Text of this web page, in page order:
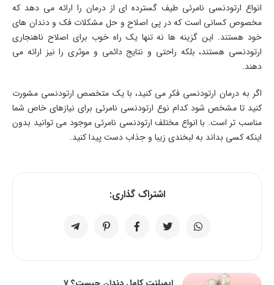
انواع ارتودنسی نامرئی طیف گسترده ای از درمان را ارائه می دهد که
مخصوص کسانی است که در پی اصلاح و حل مشکلات فک و دندان های
خود هستند. این گزینه ها نه تنها یک راه خوب برای اصلاح ناهنجاری
ارتودنسی هستند، بلکه راحتی و نتایج دائمی و موثری را نیز ارائه می
دهند.
اگر به درمان ارتودنسی فکر می کنید، با یک متخصص ارتودنسی مشورت
کنید تا مشخص شود کدام نوع ارتودنسی نامرئی برای نیازهای خاص شما
مناسب تر است. با انواع مختلف ارتودنسی نامرئی موجود می توانید بدون
اینکه کسی بداند به لبخندی زیبا و جذاب دست پیدا کنید.
اشتراک گذاری: